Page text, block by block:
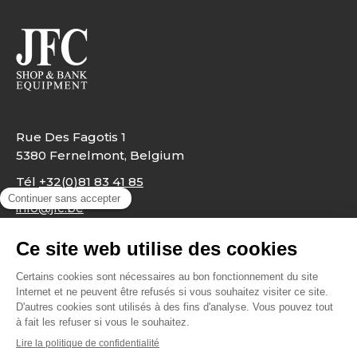
Rue Des Fagotis 1
5380 Fernelmont, Belgium
Tél +32(0)81 83 41 85
info@jfc.be
Mentions légales
Cookies
Contact